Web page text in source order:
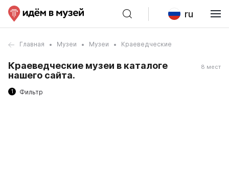
ru
Главная Музеи Музеи Краеведческие
Краеведческие музеи в каталоге
нашего сайта.
8 мест
1 Фильтр